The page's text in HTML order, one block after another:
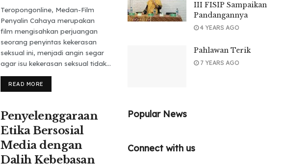
Teropongonline, Medan-Film
Penyalin Cahaya merupakan
film mengisahkan perjuangan
seorang penyintas kekerasan
seksual ini, menjadi angin segar
agar isu kekerasan seksual tidak...
READ MORE
Penyelenggaraan
Etika Bersosial
Media dengan
Dalih Kebebasan
III FISIP Sampaikan
Pandangannya
4 YEARS AGO
Pahlawan Terik
7 YEARS AGO
Popular News
Connect with us